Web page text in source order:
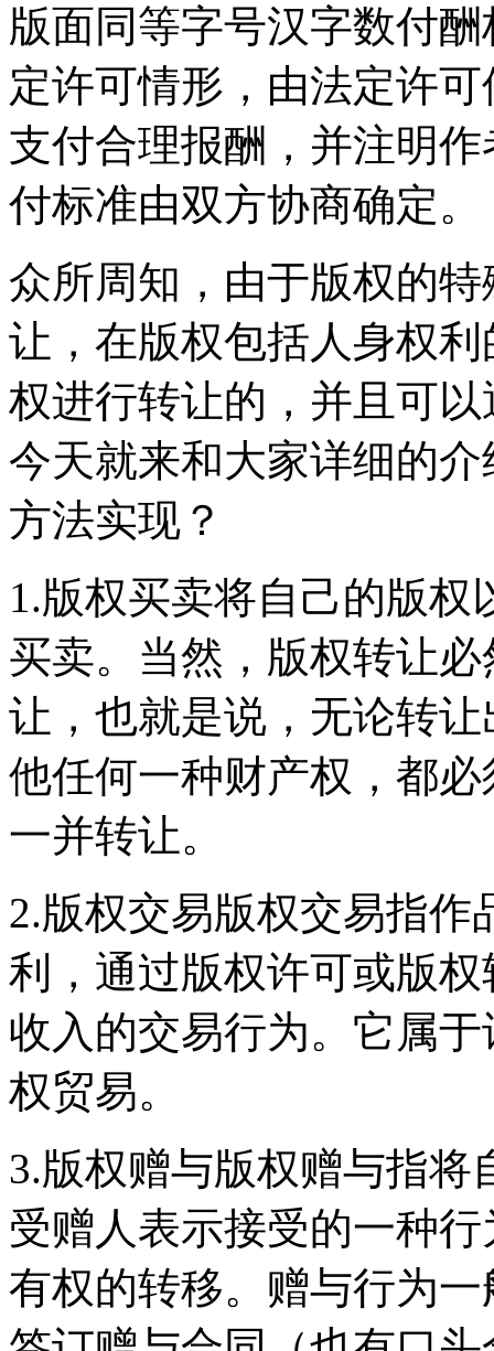
版面同等字号汉字数付
定许可情形，由法定许
支付合理报酬，并注明
付标准由双方协商确定。
众所周知，由于版权的
让，在版权包括人身权
权进行转让的，并且可
今天就来和大家详细的
方法实现？
1.版权买卖将自己的版
买卖。当然，版权转让
让，也就是说，无论转
他任何一种财产权，都
一并转让。
2.版权交易版权交易指作
利，通过版权许可或版
收入的交易行为。它属
权贸易。
3.版权赠与版权赠与指
受赠人表示接受的一种
有权的转移。赠与行为